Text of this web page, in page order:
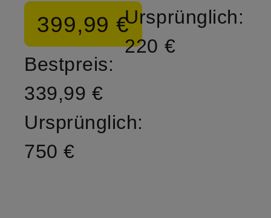
399,99 €
Bestpreis:
339,99 €
Ursprünglich:
750 €
Ursprünglich:
220 €